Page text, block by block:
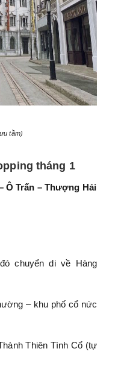
tầm)
tháng 1
Ô Trấn – Thượng Hải
chuyển di về Hàng
– khu phố cổ nức
Thiên Tình Cổ (tự